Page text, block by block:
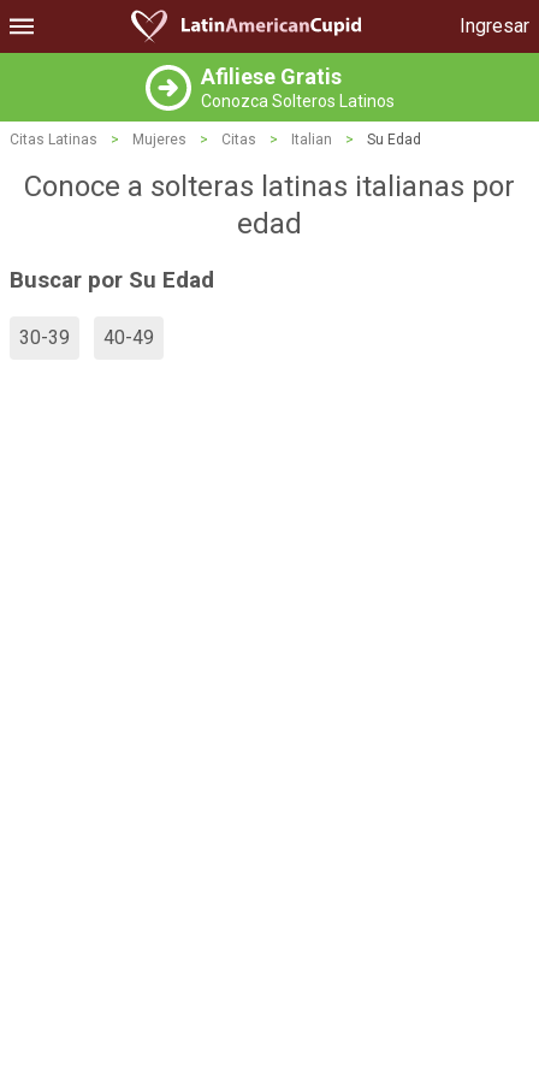
Ingresar
Afiliese Gratis
Conozca Solteros Latinos
Citas Latinas > Mujeres > Citas > Italian > Su Edad
Conoce a solteras latinas italianas por
edad
Buscar por Su Edad
30-39 40-49